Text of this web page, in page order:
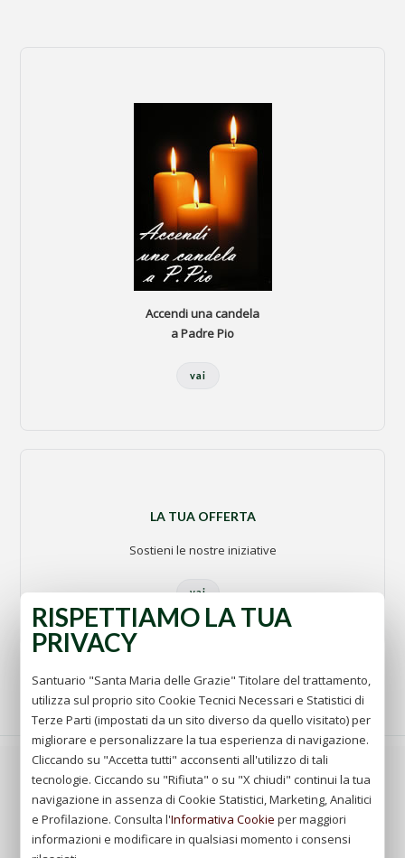
Accendi una candela
a Padre Pio
vai
LA TUA OFFERTA
Sostieni le nostre iniziative
vai
La vera umiltà del cuore è quella sentita e vissuta più
che mostrata. Bisogna umiliarsi sempre davanti a Dio,
ma non con quella umiltà falsa che porta allo
scoraggiamento, generando sconforto e disperazione.
Dobbiamo avere un basso concetto di noi stessi.
RISPETTIAMO LA TUA
PRIVACY
Santuario "Santa Maria delle Grazie" Titolare del trattamento,
utilizza sul proprio sito Cookie Tecnici Necessari e Statistici di
Terze Parti (impostati da un sito diverso da quello visitato) per
migliorare e personalizzare la tua esperienza di navigazione.
Cliccando su "Accetta tutti" acconsenti all'utilizzo di tali
tecnologie. Ciccando su "Rifiuta" o su "X chiudi" continui la tua
navigazione in assenza di Cookie Statistici, Marketing, Analitici
e Profilazione. Consulta l'Informativa Cookie per maggiori
informazioni e modificare in qualsiasi momento i consensi